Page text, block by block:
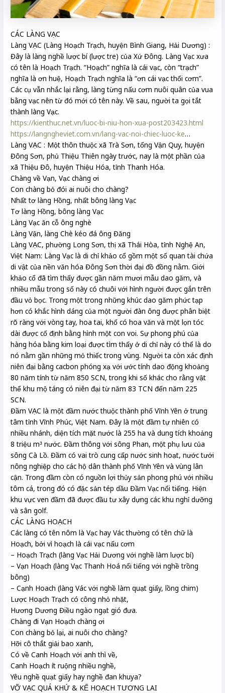
CÁC LÀNG VẠC
Làng VẠC (Làng Hoạch Trạch, huyện Bình Giang, Hải Dương) :
Đây là làng nghề lược bí (lược tre) của Xứ Đông. Làng Vạc xưa
có tên là Hoạch Trạch. “Hoạch” nghĩa là cái vạc, còn “trạch”
nghĩa là ơn huệ, Hoạch Trạch nghĩa là “ơn cái vạc thổi cơm”.
Các cụ vẫn nhắc lại rằng, làng từng nấu cơm nuôi quân của vua
bằng vạc nên từ đó mới có tên này. Về sau, người ta gọi tắt
thành làng Vạc.
https://kienthuc.net.vn/luoc-bi-niu-hon-xua-post203423.html
https://langngheviet.com.vn/lang-vac-noi-chiec-luoc-ke…
Làng VẠC : Một thôn thuộc xã Trà Sơn, tổng Vận Quy, huyện
Đông Sơn, phủ Thiệu Thiên ngày trước, nay là một phần của
xã Thiệu Đô, huyện Thiệu Hóa, tỉnh Thanh Hóa.
Chàng về Vạn, Vạc chàng ơi
Con chàng bỏ đói ai nuôi cho chàng?
Nhất tơ làng Hồng, nhất bông làng Vạc
Tơ làng Hồng, bông làng Vạc
Làng Vạc ăn cỗ ông nghè
Làng Vận, làng Chè kéo đá ông Đăng
Làng VẠC, phường Long Sơn, thị xã Thái Hòa, tỉnh Nghệ An,
Việt Nam: Làng Vạc là di chỉ khảo cổ gồm một số quan tài chứa
di vật của nền văn hóa Đông Sơn thời đại đồ đồng nằm. Giới
khảo cổ đã tìm thấy được gần năm mươi mẫu dao găm, và
nhiều mẫu trong số này có chuôi với hình người được gắn trên
đầu vỏ bọc. Trong một trong những khúc dao găm phức tạp
hơn có khắc hình dáng của một người đàn ông được phân biệt
rõ ràng với vòng tay, hoa tai, khố có hoa văn và một lọn tóc
dài được cố định bằng hình một con voi. Sự phong phú của
hàng hóa bằng kim loại được tìm thấy ở di chỉ này có thể là do
nó nằm gần những mỏ thiếc trong vùng. Người ta còn xác định
niên đại bằng cacbon phóng xạ với ước tính dao động khoảng
80 năm tính từ năm 850 SCN, trong khi số khác cho rằng vật
thể khu mộ táng có niên đại từ năm 83 TCN đến năm 225
SCN.
Đầm VẠC là một đầm nước thuộc thành phố Vĩnh Yên ở trung
tâm tỉnh Vĩnh Phúc, Việt Nam. Đây là một đầm tự nhiên có
nhiều nhánh, diện tích mặt nước là 255 ha và dung tích khoảng
8 triệu m³ nước. Đầm thông với sông Phan, một phụ lưu của
sông Cà Lồ. Đầm có vai trò cung cấp nước sinh hoạt, nước tưới
nông nghiệp cho các hộ dân thành phố Vĩnh Yên và vùng lân
cận. Trong đầm còn có nguồn lợi thủy sản phong phú với nhiều
tôm cá, trong đó có đặc sản tép dầu Đầm Vạc nổi tiếng. Hiện
khu vực ven đầm đã được đầu tư xây dựng các khu nghỉ dưỡng
và sân golf.
CÁC LÀNG HOẠCH
Các làng có tên nôm là Vạc hay Vác thường có tên chữ là
Hoạch, bởi vì hoạch là cái vạc nấu cơm
– Hoạch Trạch (làng Vạc Hải Dương với nghề làm lược bí)
– Vạn Hoạch (làng Vạc Thanh Hoá nổi tiếng với nghề trồng
bông)
– Cạnh Hoach (làng Vác với nghề làm quạt giấy, lồng chim)
Lược Hoạch Trạch có công nhỏ nhặt,
Hương Dương Điều ngào ngạt gió đưa.
Chàng đi Vạn Hoạch chàng ơi
Con chàng bỏ lại, ai nuôi cho chàng?
Hỡi cô thắt giải bao xanh,
Có về Canh Hoạch với anh thì về,
Canh Hoạch ít ruộng nhiều nghề,
Yêu nghề quạt giấy hay nghề đan khuya?
VỠ VẠC QUÁ KHỨ & KẾ HOẠCH TƯƠNG LAI